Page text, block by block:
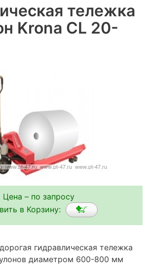
тележка
Krona CL 20-
Цена – по запросу
в Корзину:
гидравлическая тележка
диаметром 600-800 мм